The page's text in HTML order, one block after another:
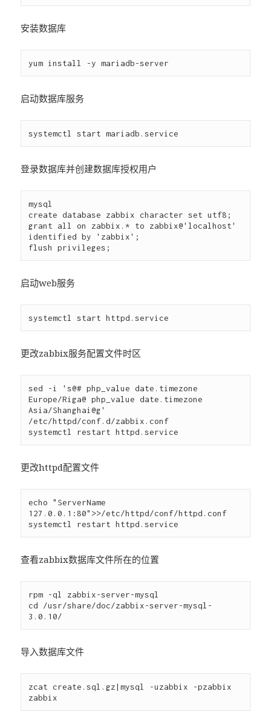
安装数据库
启动数据库服务
登录数据库并创建数据库授权用户
mysql
create database zabbix character set utf8;
grant all on zabbix.* to zabbix@'localhost'
identified by 'zabbix';
启动web服务
更改zabbix服务配置文件时区
sed -i 's@# php_value date.timezone
Europe/Riga@ php_value date.timezone
Asia/Shanghai@g'
/etc/httpd/conf.d/zabbix.conf
更改httpd配置文件
echo "ServerName
127.0.0.1:80">>/etc/httpd/conf/httpd.conf
查看zabbix数据库文件所在的位置
rpm -ql zabbix-server-mysql
cd /usr/share/doc/zabbix-server-mysql-
导入数据库文件
zcat create.sql.gz|mysql -uzabbix -pzabbix